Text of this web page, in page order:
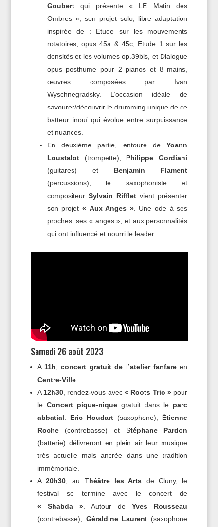
Goubertqui présente « LE Matin des
Ombres », son projet solo, libre adaptation
inspirée de : Etude sur les mouvements
rotatoires, opus 45a & 45c, Etude 1 sur les
densités et les volumes op.39bis, et Dialogue
opus posthume pour 2 pianos et 8 mains,
œuvres composées par Ivan
Wyschnegradsky. L’occasion idéale de
savourer/découvrir le drumming unique de ce
batteur inouï qui évolue entre surpuissance
et nuances.
En deuxième partie, entouré deYoann
Loustalot(trompette), Philippe Gordiani
(guitares) et Benjamin Flament
(percussions), le saxophoniste et
compositeur Sylvain Rifflet vient présenter
son projet « Aux Anges ». Une ode à ses
proches, ses « anges », et aux personnalités
qui ont influencé et nourri le leader.
Samedi 26 août 2023
A 11h concert gratuit de l’atelier fanfare en
Centre-Ville.
A 12h30, rendez-vous avec « Roots Trio » pour
leConcert pique-niquegratuit dans le parc
abbatial
Eric Houdart (saxophone), Étienne
Roche(contrebasse) et Stéphane Pardon
(batterie) délivreront en plein air leur musique
très actuelle mais ancrée dans une tradition
immémoriale.
A 20h30, au Théâtre les Arts de Cluny, le
festival se termine avec le concert de
« Shabda ». Autour deYves Rousseau
(contrebasse), Géraldine Laurent (saxophone